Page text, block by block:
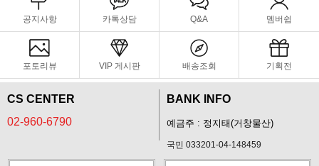
공지사항 카톡상담 Q&A 멤버쉽
포토리뷰 VIP 게시판 배송조회 기획전
CS CENTER
02-960-6790
BANK INFO
예금주 : 정지태(거창물산)
국민 033201-04-148459